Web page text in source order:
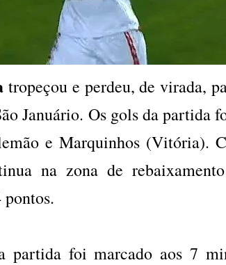
tropeçou e perdeu, de virada,
Januário. Os gols da partida
e Marquinhos (Vitória).
na zona de
partida foi marcado aos 7